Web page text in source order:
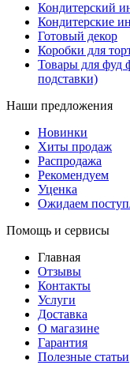
Кондитерский
Кондитерские
Готовый декор
Коробки для
Товары для фуд
подставки)
Наши предложения
Новинки
Хиты продаж
Распродажа
Рекомендуем
Уценка
Ожидаем
Помощь и сервисы
Главная
Отзывы
Контакты
Услуги
Доставка
О магазине
Гарантия
Полезные статьи